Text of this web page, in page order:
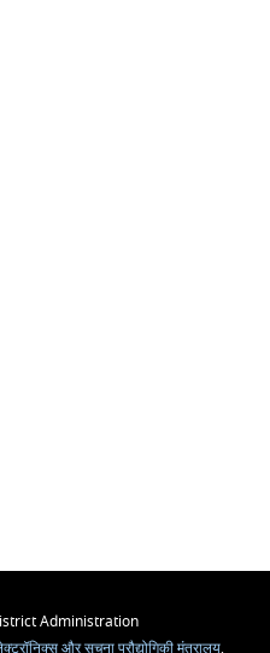
Administration
और सूचना प्रौद्योगिकी मंत्रालय,